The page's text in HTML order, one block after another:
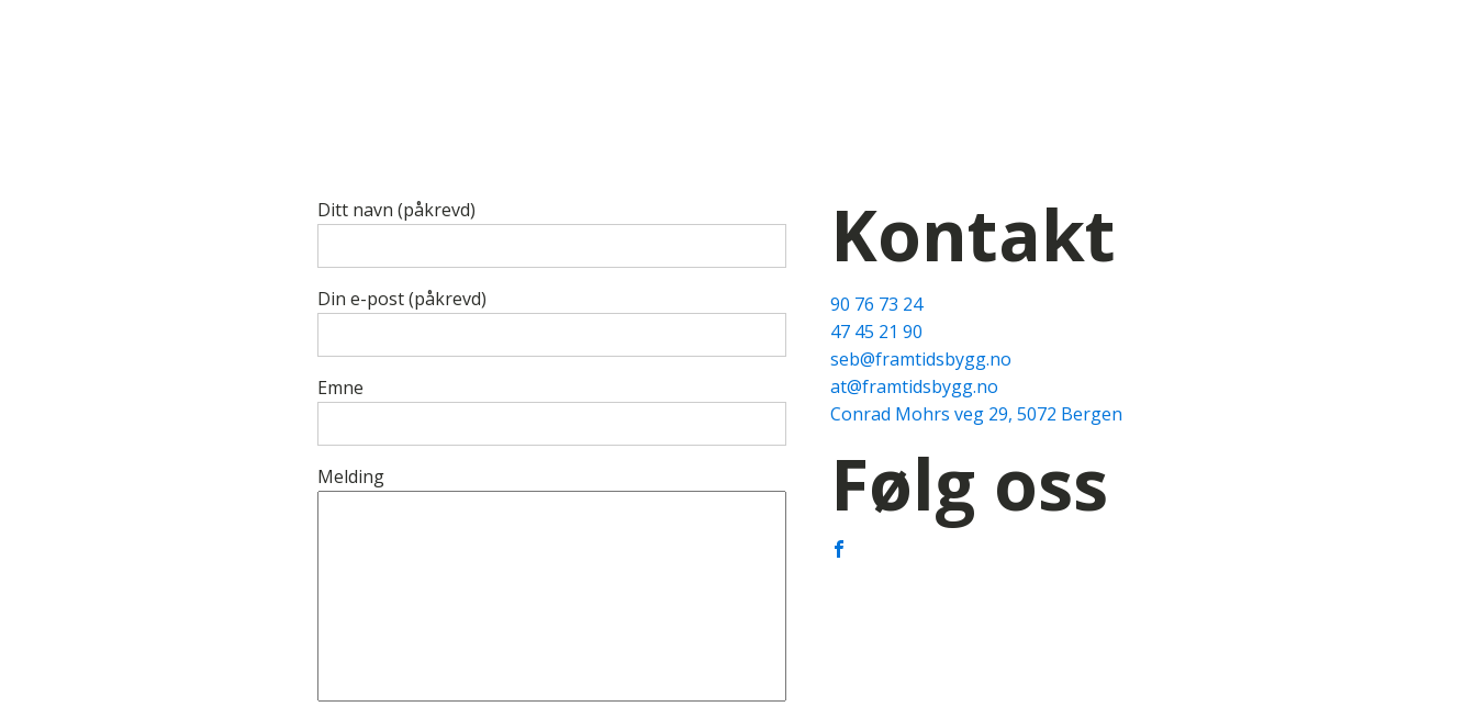
Ditt navn (påkrevd)
Din e-post (påkrevd)
Emne
Melding
Kontakt
90 76 73 24
47 45 21 90
seb@framtidsbygg.no
at@framtidsbygg.no
Conrad Mohrs veg 29, 5072 Bergen
Følg oss